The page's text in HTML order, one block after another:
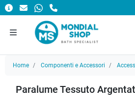
Home Componenti e Accessori
Paralume Tessuto